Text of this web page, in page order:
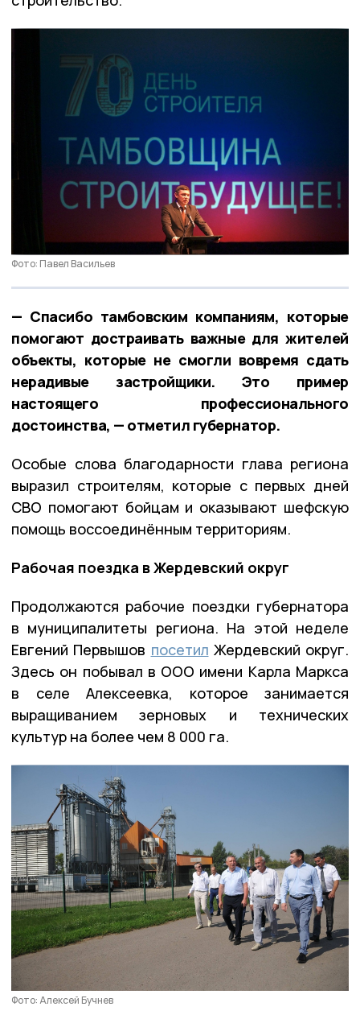
Фото: Павел Васильев
— Спасибо тамбовским компаниям, которые
помогают достраивать важные для жителей
объекты, которые не смогли вовремя сдать
нерадивые застройщики. Это пример
настоящего профессионального
достоинства, — отметил губернатор.
Особые слова благодарности глава региона
выразил строителям, которые с первых дней
СВО помогают бойцам и оказывают шефскую
помощь воссоединённым территориям.
Рабочая поездка в Жердевский округ
Продолжаются рабочие поездки губернатора
в муниципалитеты региона. На этой неделе
Евгений Первышов посетил Жердевский округ.
Здесь он побывал в ООО имени Карла Маркса
в селе Алексеевка, которое занимается
выращиванием зерновых и технических
культур на более чем 8 000 га.
Фото: Алексей Бучнев